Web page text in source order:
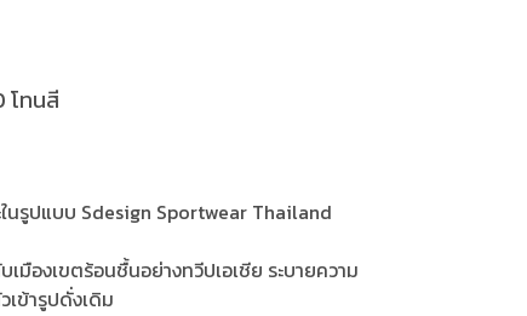
โทนสี
นรูปแบบ Sdesign Sportwear Thailand
มืองเขตร้อนชื้นอย่างทวีปเอเชีย ระบายความ
เข้ารูปดั่งเดิม